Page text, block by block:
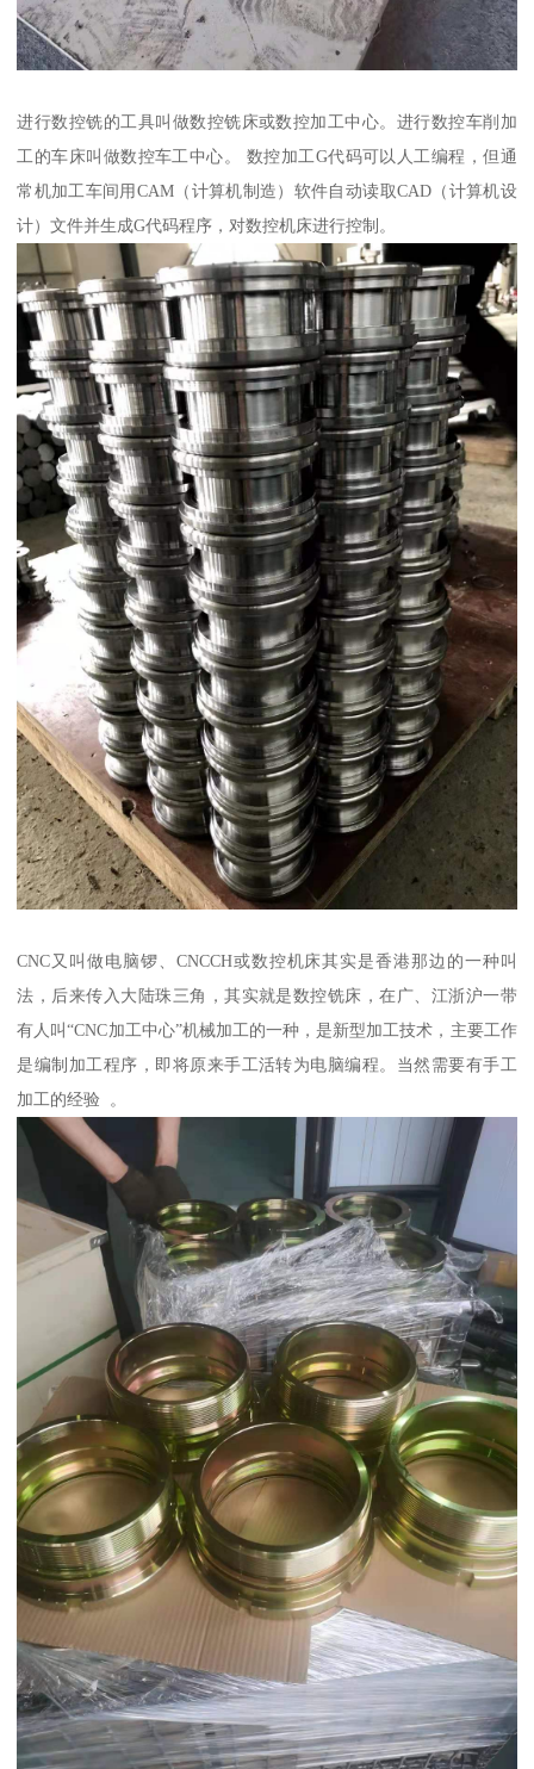
进行数控铣的工具叫做数控铣床或数控加工中心。进行数控车削加
工的车床叫做数控车工中心。 数控加工G代码可以人工编程，但通
常机加工车间用CAM（计算机制造）软件自动读取CAD（计算机设
计）文件并生成G代码程序，对数控机床进行控制。
CNC又叫做电脑锣、CNCCH或数控机床其实是香港那边的一种叫
法，后来传入大陆珠三角，其实就是数控铣床，在广、江浙沪一带
有人叫“CNC加工中心”机械加工的一种，是新型加工技术，主要工作
是编制加工程序，即将原来手工活转为电脑编程。当然需要有手工
加工的经验 。